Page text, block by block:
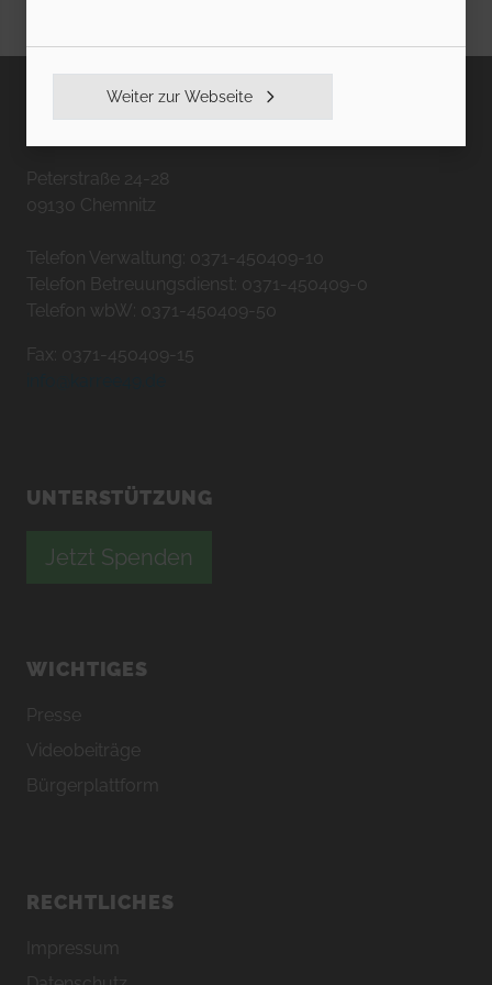
KARREE49
Peterstraße 24-28
09130 Chemnitz
Telefon Verwaltung: 0371-450409-10
Telefon Betreuungsdienst: 0371-450409-0
Telefon wbW: 0371-450409-50
Fax: 0371-450409-15
UNTERSTÜTZUNG
Jetzt Spenden
WICHTIGES
Presse
Videobeiträge
Bürgerplattform
RECHTLICHES
Impressum
Weiter zur Webseite